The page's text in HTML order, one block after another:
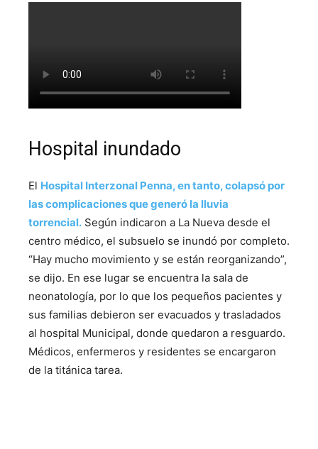
Hospital inundado
El Hospital Interzonal Penna, en tanto, colapsó por
las complicaciones que generó la lluvia
torrencial. Según indicaron a La Nueva desde el
centro médico, el subsuelo se inundó por completo.
“Hay mucho movimiento y se están reorganizando”,
se dijo. En ese lugar se encuentra la sala de
neonatología, por lo que los pequeños pacientes y
sus familias debieron ser evacuados y trasladados
al hospital Municipal, donde quedaron a resguardo.
Médicos, enfermeros y residentes se encargaron
de la titánica tarea.